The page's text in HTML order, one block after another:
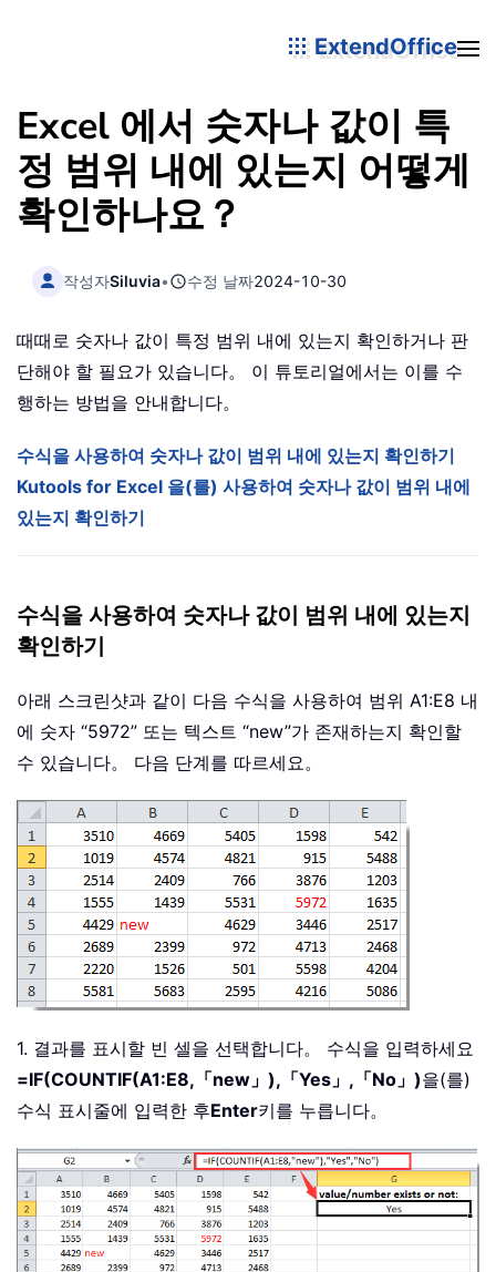
ExtendOffice
Excel 에서 숫자나 값이 특
정 범위 내에 있는지 어떻게
확인하나요？
작성자Siluvia• 수정 날짜2024-10-30
때때로 숫자나 값이 특정 범위 내에 있는지 확인하거나 판
단해야 할 필요가 있습니다。 이 튜토리얼에서는 이를 수
행하는 방법을 안내합니다。
수식을 사용하여 숫자나 값이 범위 내에 있는지 확인하기
Kutools for Excel 을(를) 사용하여 숫자나 값이 범위 내에
있는지 확인하기
수식을 사용하여 숫자나 값이 범위 내에 있는지
확인하기
아래 스크린샷과 같이 다음 수식을 사용하여 범위 A1:E8 내
에 숫자 “5972” 또는 텍스트 “new”가 존재하는지 확인할
수 있습니다。 다음 단계를 따르세요。
1. 결과를 표시할 빈 셀을 선택합니다。 수식을 입력하세요
=IF(COUNTIF(A1:E8,「new」),「Yes」,「No」)을(를)
수식 표시줄에 입력한 후Enter키를 누릅니다。